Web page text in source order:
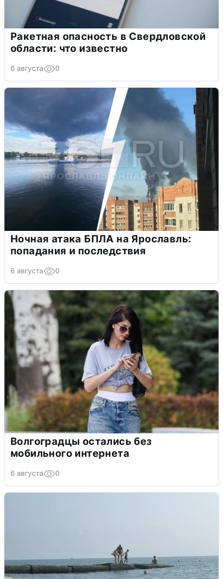
Ракетная опасность в Свердловской
области: что известно
6 августа 0
Ночная атака БПЛА на Ярославль:
попадания и последствия
6 августа 0
Волгоградцы остались без
мобильного интернета
6 августа 0